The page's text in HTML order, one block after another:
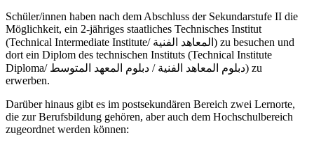
Schüler/innen haben nach dem Abschluss der Sekundarstufe II die
Möglichkeit, ein 2-jähriges staatliches Technisches Institut
(Technical Intermediate Institute/ المعاهد الفنية ) zu besuchen und
dort ein Diplom des technischen Instituts (Technical Institute
Diploma/ دبلوم المعهد المتوسط / دبلوم المعاهد الفنية) zu
erwerben.
Darüber hinaus gibt es im postsekundären Bereich zwei Lernorte,
die zur Berufsbildung gehören, aber auch dem Hochschulbereich
zugeordnet werden können: